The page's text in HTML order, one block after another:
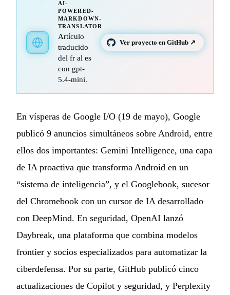
AI-
POWERED-
MARKDOWN-
TRANSLATOR
Artículo
traducido
del fr al es
con gpt-
5.4-mini.
Ver proyecto en GitHub ↗
En vísperas de Google I/O (19 de mayo), Google
publicó 9 anuncios simultáneos sobre Android, entre
ellos dos importantes: Gemini Intelligence, una capa
de IA proactiva que transforma Android en un
“sistema de inteligencia”, y el Googlebook, sucesor
del Chromebook con un cursor de IA desarrollado
con DeepMind. En seguridad, OpenAI lanzó
Daybreak, una plataforma que combina modelos
frontier y socios especializados para automatizar la
ciberdefensa. Por su parte, GitHub publicó cinco
actualizaciones de Copilot y seguridad, y Perplexity